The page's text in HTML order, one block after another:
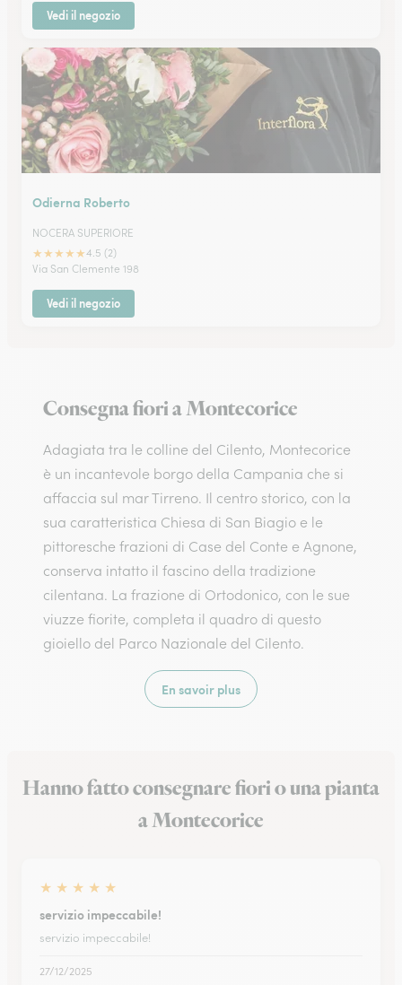
Vedi il negozio
Odierna Roberto
NOCERA SUPERIORE
★★★★★4.5 (2)
Via San Clemente 198
Vedi il negozio
Consegna fiori a Montecorice
Adagiata tra le colline del Cilento, Montecorice
è un incantevole borgo della Campania che si
affaccia sul mar Tirreno. Il centro storico, con la
sua caratteristica Chiesa di San Biagio e le
pittoresche frazioni di Case del Conte e Agnone,
conserva intatto il fascino della tradizione
cilentana. La frazione di Ortodonico, con le sue
viuzze fiorite, completa il quadro di questo
gioiello del Parco Nazionale del Cilento.
En savoir plus
Hanno fatto consegnare fiori o una pianta
a Montecorice
★ ★ ★ ★ ★
servizio impeccabile!
servizio impeccabile!
27/12/2025